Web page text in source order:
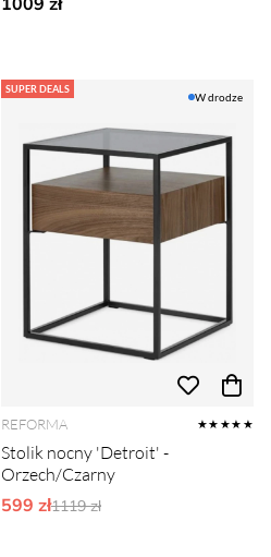
SUPER DEALS
W drodze
REFORMA ★★★★★
Stolik nocny 'Detroit' -
Orzech/Czarny
599 złOrdynarne ceny:
1119 zł